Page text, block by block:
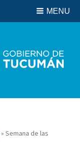
MENU
» Semana de las